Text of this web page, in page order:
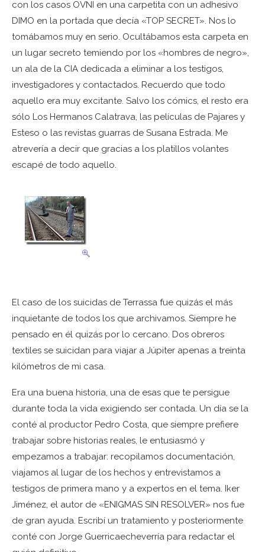
con los casos OVNI en una carpetita con un adhesivo
DIMO en la portada que decía «TOP SECRET». Nos lo
tomábamos muy en serio. Ocultábamos esta carpeta en
un lugar secreto temiendo por los «hombres de negro»,
un ala de la CIA dedicada a eliminar a los testigos,
investigadores y contactados. Recuerdo que todo
aquello era muy excitante. Salvo los cómics, el resto era
sólo Los Hermanos Calatrava, las películas de Pajares y
Esteso o las revistas guarras de Susana Estrada. Me
atrevería a decir que gracias a los platillos volantes
escapé de todo aquello.
El caso de los suicidas de Terrassa fue quizás el más
inquietante de todos los que archivamos. Siempre he
pensado en él quizás por lo cercano. Dos obreros
textiles se suicidan para viajar a Júpiter apenas a treinta
kilómetros de mi casa.
Era una buena historia, una de esas que te persigue
durante toda la vida exigiendo ser contada. Un día se la
conté al productor Pedro Costa, que siempre prefiere
trabajar sobre historias reales, le entusiasmó y
empezamos a trabajar: recopilamos documentación,
viajamos al lugar de los hechos y entrevistamos a
testigos de primera mano y a expertos en el tema. Iker
Jiménez, el autor de «ENIGMAS SIN RESOLVER» nos fue
de gran ayuda. Escribí un tratamiento y posteriormente
conté con Jorge Guerricaecheverría para redactar el